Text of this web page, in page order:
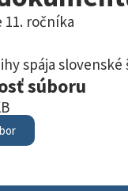
ročníka
spája slovenské
súboru